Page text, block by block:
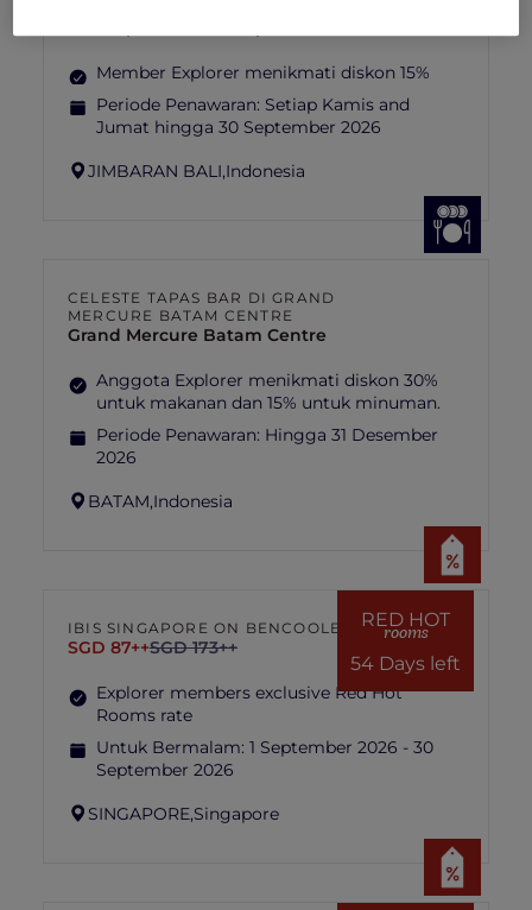
Member Explorer menikmati diskon 15%
Periode Penawaran: Setiap Kamis and
Jumat hingga 30 September 2026
JIMBARAN BALI,Indonesia
CELESTE TAPAS BAR DI GRAND
MERCURE BATAM CENTRE
Grand Mercure Batam Centre
Anggota Explorer menikmati diskon 30%
untuk makanan dan 15% untuk minuman.
Periode Penawaran: Hingga 31 Desember
2026
BATAM,Indonesia
RED HOT
rooms
54 Days left
IBIS SINGAPORE ON BENCOOLEN
SGD 87++SGD 173++
Explorer members exclusive Red Hot
Rooms rate
Untuk Bermalam: 1 September 2026 - 30
September 2026
SINGAPORE,Singapore